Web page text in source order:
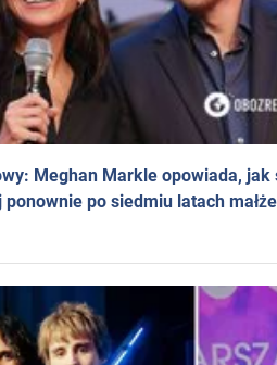
Meghan Markle opowiada, jak
ponownie po siedmiu latach